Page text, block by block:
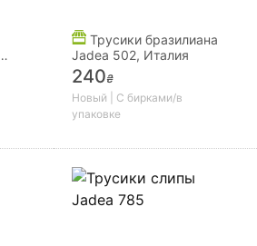
Трусики бразилиана
Jadea 502, Италия
240₴
Новый | С бирками/в
упаковке